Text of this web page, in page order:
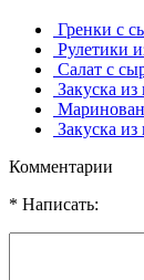
Гренки с
Рулетики
Салат с
Закуска
Закуска
Комментарии
* Написать: